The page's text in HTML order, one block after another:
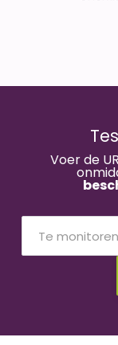
Voer de